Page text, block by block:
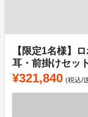
【限定1名様】
耳・前掛けセッ
¥321,840 (税込/